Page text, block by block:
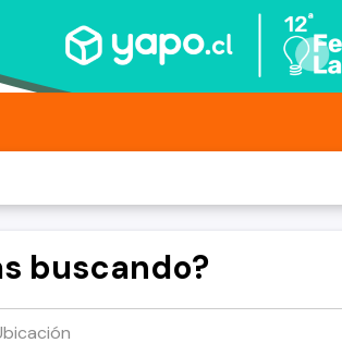
buscando?